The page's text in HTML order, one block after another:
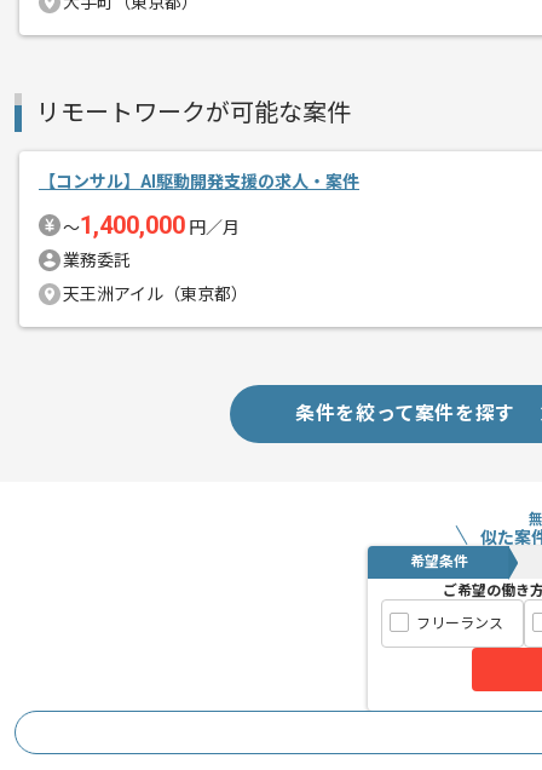
経験豊富なメンバーと成長が出来る環境
リモートワークが可能な案件
【コンサル】AI駆動開発支援の求人・案件
〜1,400,000 円／月
業務委託
天王洲アイル（東京都）
条件を絞って案件を探す
似た案
希望条件
ご希望の働き
フリーランス